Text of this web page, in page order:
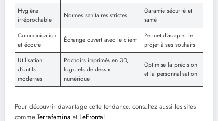
Hygiène
irréprochable
Normes sanitaires strictes
Garantie sécurité et
santé
Communication
et écoute
Échange ouvert avec le client
Permet d’adapter le
projet à ses souhaits
Utilisation
d’outils
modernes
Pochoirs imprimés en 3D,
logiciels de dessin
numérique
Optimise la précision
et la personnalisation
Pour découvrir davantage cette tendance, consultez aussi les sites
comme Terrafemina et LeFrontal